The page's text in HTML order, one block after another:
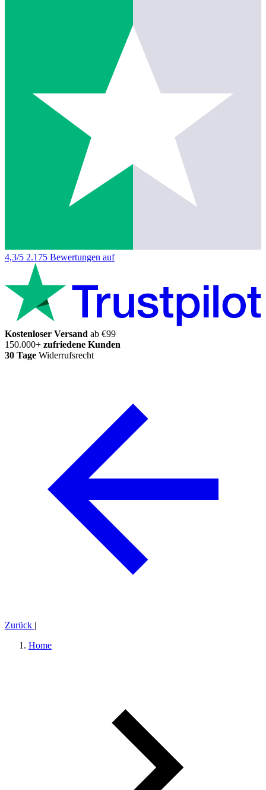
4,3/5 2.175 Bewertungen auf
Kostenloser Versand ab €99
150.000+ zufriedene Kunden
30 Tage Widerrufsrecht
Zurück |
Home